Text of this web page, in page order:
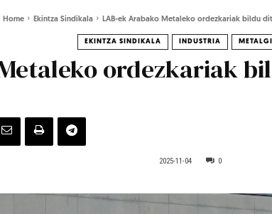
Home Ekintza Sindikala LAB-ek Arabako Metaleko ordezkariak bildu
EKINTZA SINDIKALA INDUSTRIA
ordezkariak
2025-11-04 0